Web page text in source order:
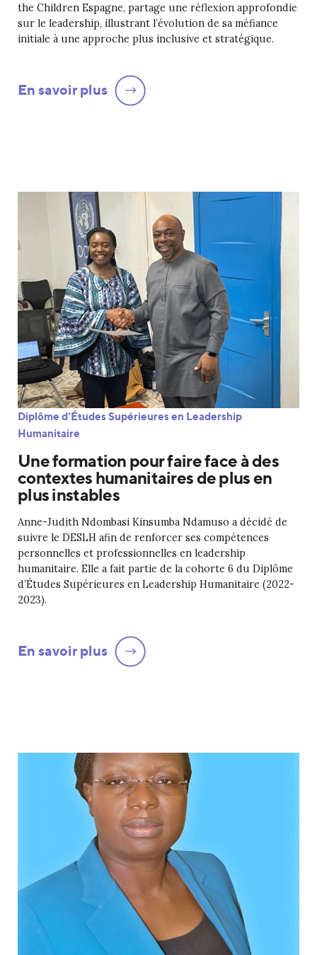
the Children Espagne, partage une réflexion approfondie
sur le leadership, illustrant l’évolution de sa méfiance
initiale à une approche plus inclusive et stratégique.
En savoir plus
Une formation pour faire face à des
contextes humanitaires de plus en
plus instables
Diplôme d’Études Supérieures en Leadership
Humanitaire
Anne-Judith Ndombasi Kinsumba Ndamuso a décidé de
suivre le DESLH afin de renforcer ses compétences
personnelles et professionnelles en leadership
humanitaire. Elle a fait partie de la cohorte 6 du Diplôme
d’Études Supérieures en Leadership Humanitaire (2022-
2023).
En savoir plus